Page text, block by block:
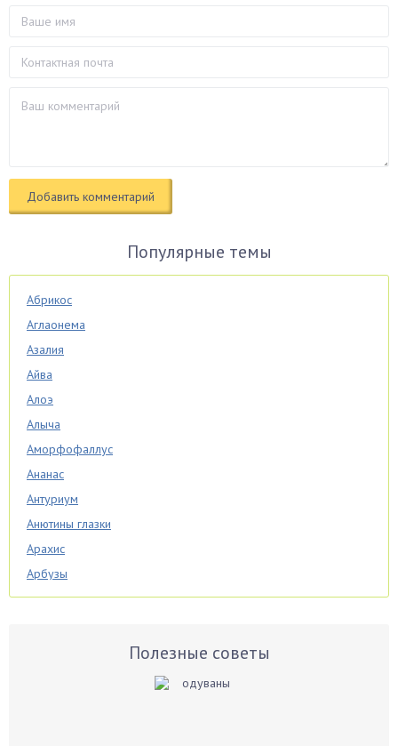
Популярные темы
Абрикос
Аглаонема
Азалия
Айва
Алоэ
Алыча
Аморфофаллус
Ананас
Антуриум
Анютины глазки
Арахис
Арбузы
Аспарагус
Полезные советы